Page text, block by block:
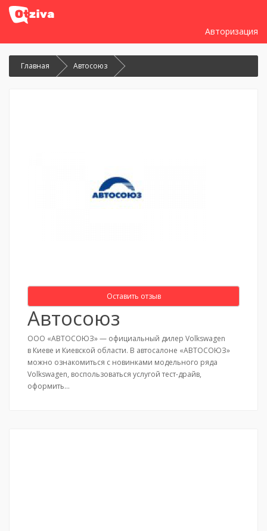
Авторизация
Главная Автосоюз
Оставить отзыв
Автосоюз
ООО «АВТОСОЮЗ» — официальный дилер Volkswagen
в Киеве и Киевской области. В автосалоне «АВТОСОЮЗ»
можно ознакомиться с новинками модельного ряда
Volkswagen, воспользоваться услугой тест-драйв,
оформить…